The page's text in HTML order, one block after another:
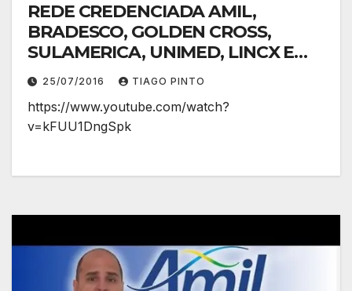
REDE CREDENCIADA AMIL,
BRADESCO, GOLDEN CROSS,
SULAMERICA, UNIMED, LINCX E
ONE HEALTH
25/07/2016 TIAGO PINTO
https://www.youtube.com/watch?
v=kFUU1DngSpk